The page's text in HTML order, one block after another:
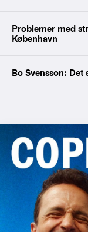
Problemer med
København
Bo Svensson: Det